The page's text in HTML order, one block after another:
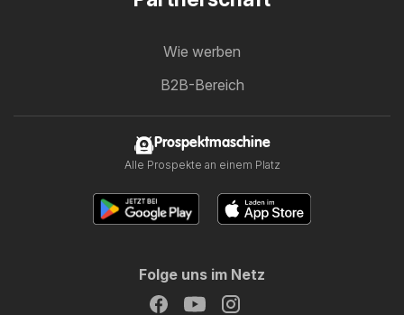
Wie werben
B2B-Bereich
Prospektmaschine
Alle Prospekte an einem Platz
Folge uns im Netz